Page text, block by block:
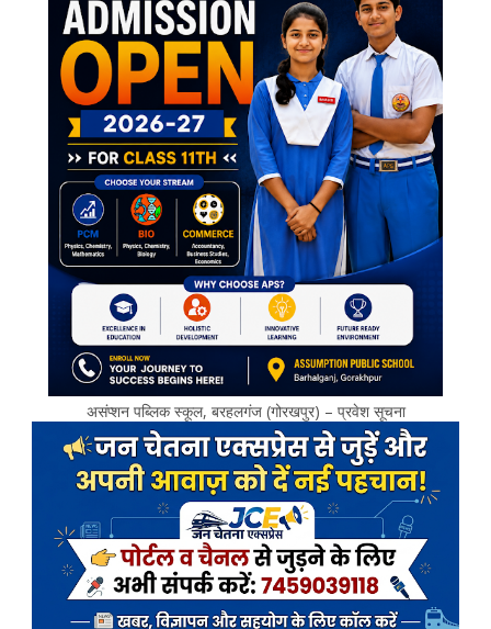
असंप्शन पब्लिक स्कूल, बरहलगंज (गोरखपुर) – प्रवेश सूचना